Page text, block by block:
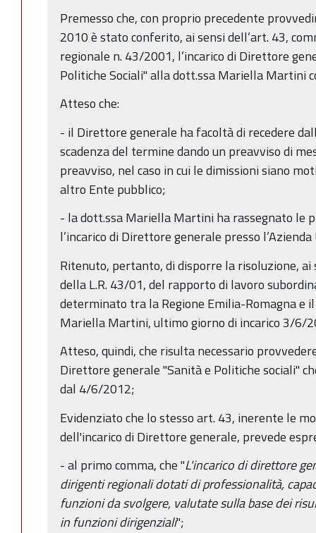
Premesso che, con proprio precedente
2010 è stato conferito, ai sensi dell’art. 43,
regionale n. 43/2001, l’incarico di Direttore
Politiche Sociali" alla dott.ssa Mariella Martini
Atteso che:
- il Direttore generale ha facoltà di recedere
scadenza del termine dando un preavviso di
preavviso, nel caso in cui le dimissioni siano
altro Ente pubblico;
- la dott.ssa Mariella Martini ha rassegnato le
l’incarico di Direttore generale presso
Ritenuto, pertanto, di disporre la risoluzione, ai
della L.R. 43/01, del rapporto di lavoro
determinato tra la Regione Emilia-Romagna e
Mariella Martini, ultimo giorno di incarico 3/6/
Atteso, quindi, che risulta necessario
Direttore generale "Sanità e Politiche sociali"
dal 4/6/2012;
Evidenziato che lo stesso art. 43, inerente le
dell'incarico di Direttore generale, prevede
- al primo comma, che "L'incarico di direttore
dirigenti regionali dotati di professionalità,
funzioni da svolgere, valutate sulla base dei
in funzioni dirigenziali";